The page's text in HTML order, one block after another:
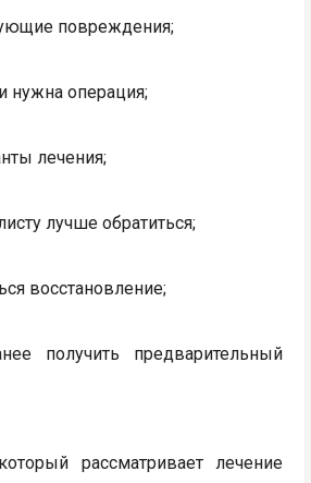
повреждения;
нужна операция;
лечения;
лучше обратиться;
восстановление;
получить предварительный
рассматривает лечение